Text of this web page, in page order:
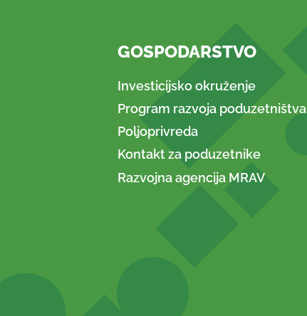
GOSPODARSTVO
Investicijsko okruženje
Program razvoja poduzetništva
Poljoprivreda
Kontakt za poduzetnike
Razvojna agencija MRAV